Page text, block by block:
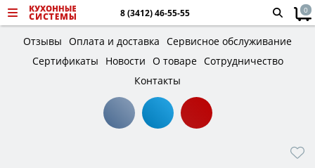
8 (3412) 46-55-55 0
Отзывы Оплата и доставка Сервисное обслуживание
Сертификаты
Новости О товаре Сотрудничество
Контакты